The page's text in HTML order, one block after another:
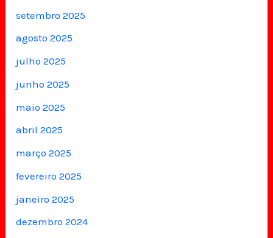
setembro 2025
agosto 2025
julho 2025
junho 2025
maio 2025
abril 2025
março 2025
fevereiro 2025
janeiro 2025
dezembro 2024